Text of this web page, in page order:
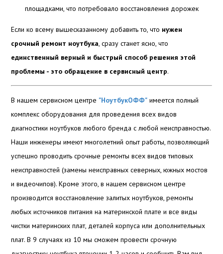
площадками, что потребовало восстановления дорожек
Если ко всему вышесказанному добавить то, что нужен
срочный ремонт ноутбука, сразу станет ясно, что
единственный верный и быстрый способ решения этой
проблемы - это обращение в сервисный центр.
В нашем сервисном центре "НоутбукОФФ" имеется полный
комплекс оборудования для проведения всех видов
диагностики ноутбуков любого бренда с любой неисправностью.
Наши инженеры имеют многолетний опыт работы, позволяющий
успешно проводить срочные ремонты всех видов типовых
неисправностей (замены неисправных северных, южных мостов
и видеочипов). Кроме этого, в нашем сервисном центре
производится восстановление залитых ноутбуков, ремонты
любых источников питания на материнской плате и все виды
чистки материнских плат, деталей корпуса или дополнительных
плат. В 9 случаях из 10 мы сможем провести срочную